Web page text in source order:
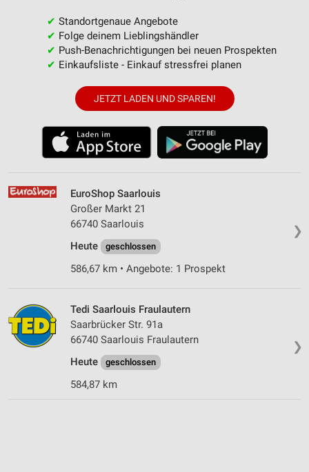
✔ Standortgenaue Angebote
✔ Folge deinem Lieblingshändler
✔ Push-Benachrichtigungen bei neuen Prospekten
✔ Einkaufsliste - Einkauf stressfrei planen
JETZT LADEN UND SPAREN!
❯
EuroShop Saarlouis
Großer Markt 21
66740 Saarlouis
Heute
geschlossen
586,67 km • Angebote: 1 Prospekt
❯
Tedi Saarlouis Fraulautern
Saarbrücker Str. 91a
66740 Saarlouis Fraulautern
Heute
geschlossen
584,87 km